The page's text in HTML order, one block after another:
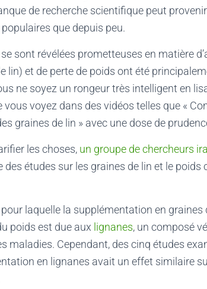
de recherche scientifique peut
que depuis peu.
sont révélées prometteuses en matière
lin) et de perte de poids ont été
ne soyez un rongeur très intelligent en
vous voyez dans des vidéos telles que «
graines de lin » avec une dose de
les choses, un groupe de chercheurs
des études sur les graines de lin et le
laquelle la supplémentation en graines
poids est due aux lignanes, un composé
maladies. Cependant, des cinq études
en lignanes avait un effet similaire